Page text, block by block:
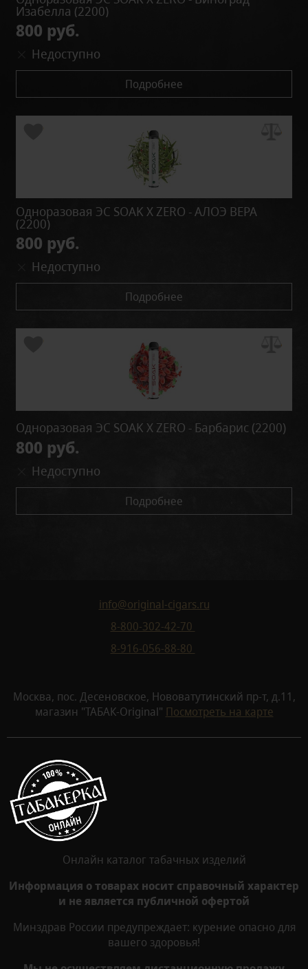
Изабелла (2200)
800 руб.
Недоступно
Подробнее
Одноразовая ЭС SOAK X ZERO - АЛОЭ ВЕРА
(2200)
800 руб.
Недоступно
Подробнее
Одноразовая ЭС SOAK X ZERO - Барбарис (2200)
800 руб.
Недоступно
Подробнее
info@original-cigars.ru
8-800-302-42-70
8-916-056-88-80
Москва, пос. Десеновское, Нововатутинский пр-т, д.11,
магазин "ТАБАК-Original" Посмотреть на карте
Онлайн каталог табачных изделий
Информация о товарах носит справочный характер
и не является публичной офертой
Минздрав России предупреждает: курение опасно для
вашего здоровья!